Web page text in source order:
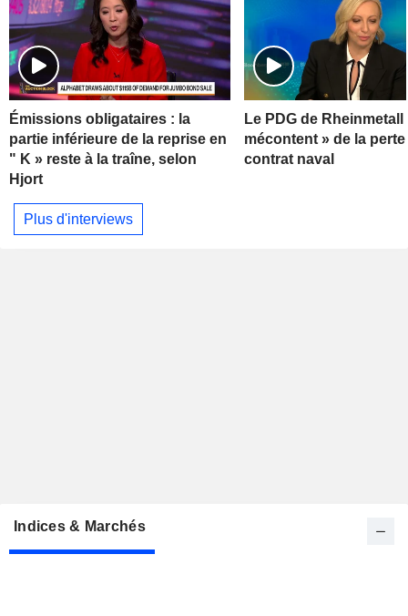
Émissions obligataires : la
partie inférieure de la reprise en
" K » reste à la traîne, selon
Hjort
Le PDG de
mécontent » de la
contrat naval
Plus d'interviews
Indices & Marchés